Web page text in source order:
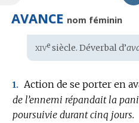
AVANCE nom féminin
Étymologie
:
xivesiècle. Déverbal d’
1. Action de se porter en
de l’ennemi répandait la
poursuivie durant cinq jours.